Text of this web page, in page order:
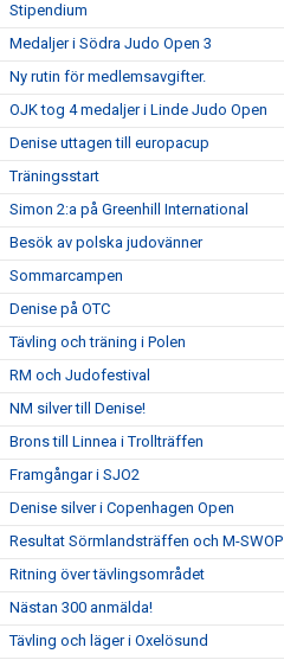
Stipendium
Medaljer i Södra Judo Open 3
Ny rutin för medlemsavgifter.
OJK tog 4 medaljer i Linde Judo Open
Denise uttagen till europacup
Träningsstart
Simon 2:a på Greenhill International
Besök av polska judovänner
Sommarcampen
Denise på OTC
Tävling och träning i Polen
RM och Judofestival
NM silver till Denise!
Brons till Linnea i Trollträffen
Framgångar i SJO2
Denise silver i Copenhagen Open
Resultat Sörmlandsträffen och M-SWOP
Ritning över tävlingsområdet
Nästan 300 anmälda!
Tävling och läger i Oxelösund